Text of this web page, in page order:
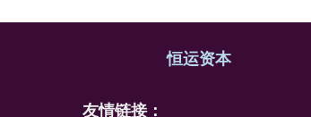
恒运资本
友情链接：